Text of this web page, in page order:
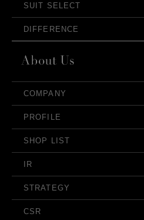
SUIT SELECT
DIFFERENCE
COMPANY
PROFILE
SHOP LIST
IR
STRATEGY
CSR